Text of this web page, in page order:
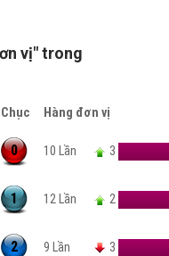
vị" trong
Chục Hàng đơn vị
0 10 Lần 3
1 12 Lần 2
2 9 Lần 3